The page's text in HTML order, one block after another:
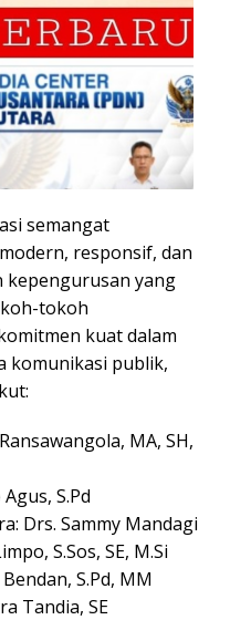
semangat
responsif, dan
kepengurusan yang
tokoh
kuat dalam
komunikasi publik,
MA, SH,
S.Pd
Drs. Sammy Mandagi
S.Sos, SE, M.Si
S.Pd, MM
Tandia, SE